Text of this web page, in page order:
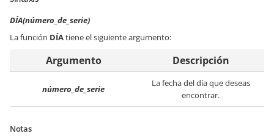
DÍA(número_de_serie)
La función DÍAtiene el siguiente argumento:
Argumento Descripción
número_de_serie
La fecha del día que deseas
encontrar.
Notas